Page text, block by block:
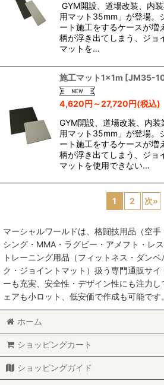
GYM開設、道場改装、内
用マット35mm」が登場。
ート施工をするケースが増
柄が浮き出てしまう、ジョ
マットを…
施工マット1×1m [JM35-
4,620円 ～27,720円(税込)
GYM開設、道場改装、内
用マット35mm」が登場。
ート施工をするケースが増
柄が浮き出てしまう、ジョ
マットを使用できない…
1 2 次»
マーシャルワールドは、格闘技用品（空
シング・MMA・ラグビー・アメフト・レ
トレーニング用品（フィットネス・ダン
ク・ジョイントマット）扱う専門通販サ
ーも充実、安全性・デザイン性にも注力
ェアも小ロット、低安価で作成も可能です。
ホーム
ショッピングカート
ショッピングガイド